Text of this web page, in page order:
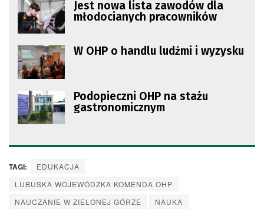
Jest nowa lista zawodów dla
młodocianych pracowników
W OHP o handlu ludźmi i wyzysku
Podopieczni OHP na stażu
gastronomicznym
TAGI:
EDUKACJA
LUBUSKA WOJEWÓDZKA KOMENDA OHP
NAUCZANIE W ZIELONEJ GÓRZE
NAUKA